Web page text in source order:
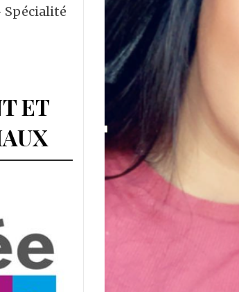
Spécialité
ET